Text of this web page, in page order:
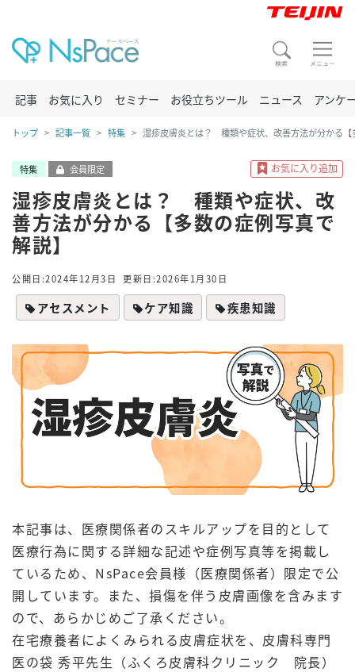
記事 お気に入り セミナー お役立ちツール ニュース アンケ
トップ 記事一覧 特集 湿疹皮膚炎とは？ 種類や症状、改善方法が分かる【
特集 会員限定
湿疹皮膚炎とは？ 種類や症状、改
善方法が分かる【多数の症例写真で
解説】
公開日:2024年12月3日 更新日:2026年1月30日
アセスメント ケア知識 疾患知識
本記事は、医療関係者のスキルアップを目的として
医療行為に関する詳細な記述や症例写真等を掲載し
ているため、NsPace会員様（医療関係者）限定で公
開しています。また、損傷を伴う皮膚画像を含みます
ので、あらかじめご了承ください。
在宅療養者によくみられる皮膚症状を、皮膚科専門
医の袋 秀平先生（ふくろ皮膚科クリニック 院長）